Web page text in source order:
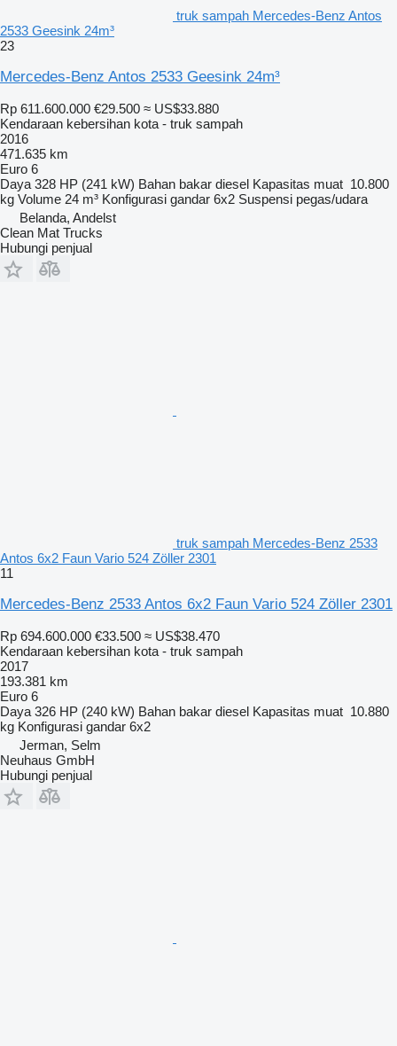
truk sampah Mercedes-Benz Antos
2533 Geesink 24m³
23
Mercedes-Benz Antos 2533 Geesink 24m³
Rp 611.600.000 €29.500 ≈ US$33.880
Kendaraan kebersihan kota - truk sampah
2016
471.635 km
Euro 6
Daya 328 HP (241 kW) Bahan bakar diesel Kapasitas muat 10.800
kg Volume 24 m³ Konfigurasi gandar 6x2 Suspensi pegas/udara
Belanda, Andelst
Clean Mat Trucks
Hubungi penjual
truk sampah Mercedes-Benz 2533
Antos 6x2 Faun Vario 524 Zöller 2301
11
Mercedes-Benz 2533 Antos 6x2 Faun Vario 524 Zöller 2301
Rp 694.600.000 €33.500 ≈ US$38.470
Kendaraan kebersihan kota - truk sampah
2017
193.381 km
Euro 6
Daya 326 HP (240 kW) Bahan bakar diesel Kapasitas muat 10.880
kg Konfigurasi gandar 6x2
Jerman, Selm
Neuhaus GmbH
Hubungi penjual